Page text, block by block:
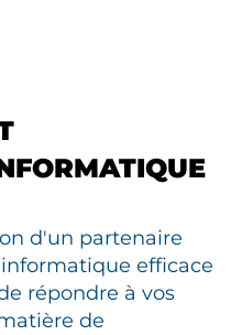
d'un partenaire
efficace
répondre à vos
de